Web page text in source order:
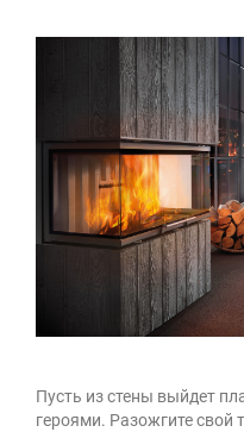
Пусть из стены выйдет
героями. Разожгите свой